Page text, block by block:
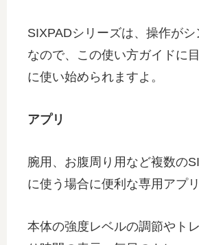
SIXPADシリーズは、操作が
なので、この使い方ガイドに
に使い始められますよ。
アプリ
腕用、お腹周り用など複数の
に使う場合に便利な専用アプ
本体の強度レベルの調節やト